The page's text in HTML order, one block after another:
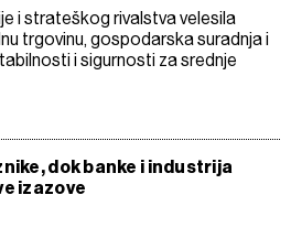
i strateškog rivalstva velesila
trgovinu, gospodarska suradnja i
i sigurnosti za srednje
dok banke i industrija
izazove